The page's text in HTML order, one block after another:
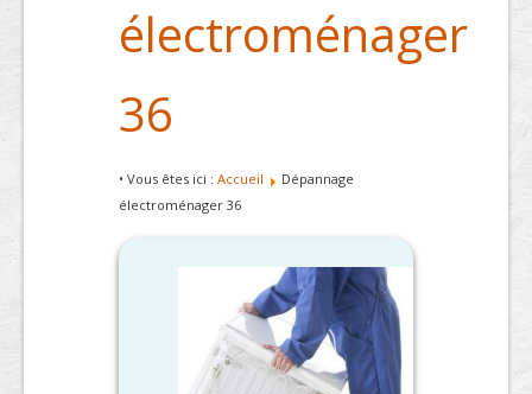
électroménager
36
• Vous êtes ici : Accueil
Dépannage
électroménager 36